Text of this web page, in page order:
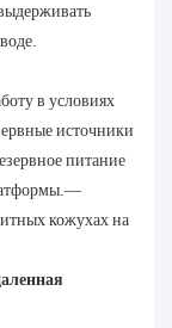
в условиях
источники
питание
кожухах на